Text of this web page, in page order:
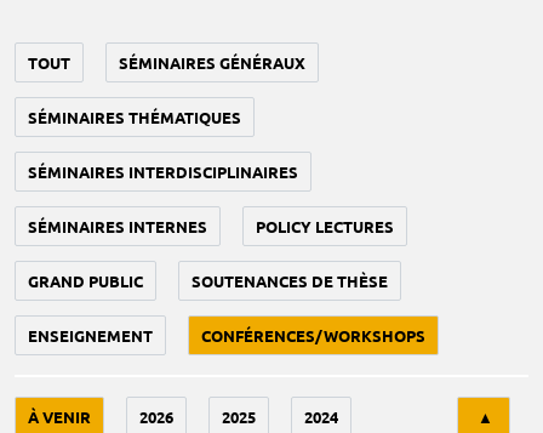
TOUT SÉMINAIRES GÉNÉRAUX
SÉMINAIRES THÉMATIQUES
SÉMINAIRES INTERDISCIPLINAIRES
SÉMINAIRES INTERNES POLICY LECTURES
GRAND PUBLIC SOUTENANCES DE THÈSE
ENSEIGNEMENT CONFÉRENCES/WORKSHOPS
À VENIR 2026 2025 2024 ▲